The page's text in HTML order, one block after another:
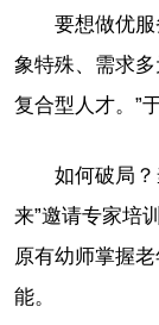
要想做优
象特殊、需求
复合型人才。”
如何破局
来”邀请专家培
原有幼师掌握
能。